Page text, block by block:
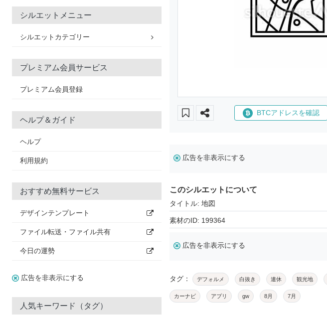
シルエットメニュー
シルエットカテゴリー
プレミアム会員サービス
プレミアム会員登録
ヘルプ＆ガイド
ヘルプ
利用規約
おすすめ無料サービス
デザインテンプレート
ファイル転送・ファイル共有
今日の運勢
広告を非表示にする
人気キーワード（タグ）
BTCアドレスを確認
広告を非表示にする
このシルエットについて
タイトル: 地図
素材のID: 199364
広告を非表示にする
タグ： デフォルメ 白抜き 連休 観光地
カーナビ アプリ gw 8月 7月